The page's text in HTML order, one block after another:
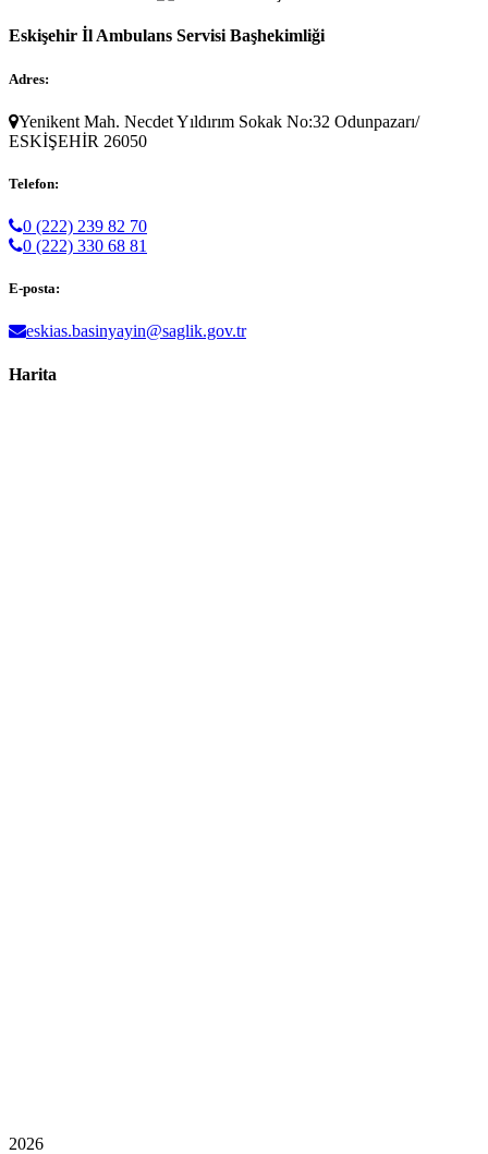
Eskişehir İl Ambulans Servisi Başhekimliği
Adres:
Yenikent Mah. Necdet Yıldırım Sokak No:32 Odunpazarı/
ESKİŞEHİR 26050
Telefon:
0 (222) 239 82 70
0 (222) 330 68 81
E-posta:
eskias.basinyayin@saglik.gov.tr
Harita
2026